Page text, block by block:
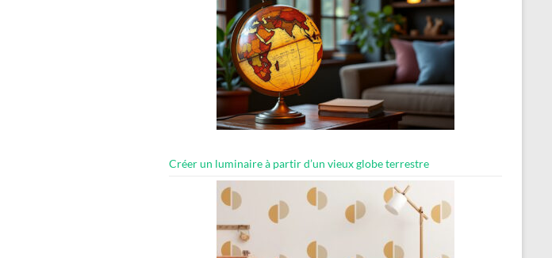
Créer un luminaire à partir d’un vieux globe terrestre